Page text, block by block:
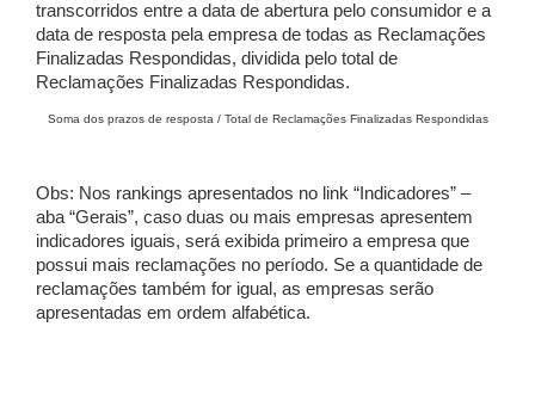
transcorridos entre a data de abertura pelo consumidor e a
data de resposta pela empresa de todas as Reclamações
Finalizadas Respondidas, dividida pelo total de
Reclamações Finalizadas Respondidas.
Soma dos prazos de resposta / Total de Reclamações Finalizadas Respondidas
Obs: Nos rankings apresentados no link “Indicadores” –
aba “Gerais”, caso duas ou mais empresas apresentem
indicadores iguais, será exibida primeiro a empresa que
possui mais reclamações no período. Se a quantidade de
reclamações também for igual, as empresas serão
apresentadas em ordem alfabética.